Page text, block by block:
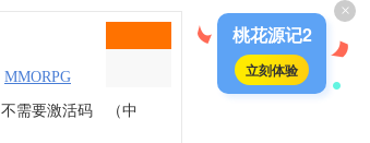
MMORPG
不需要激活码
（中
×
桃花源记2
立刻体验